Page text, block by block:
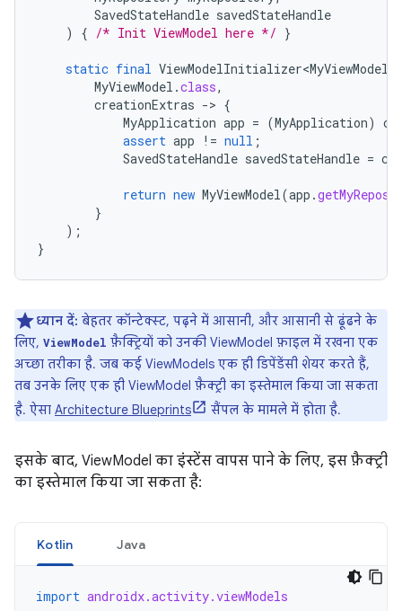
SavedStateHandle savedStateHandle
)
{ /* Init ViewModel here */ }
static final ViewModelInitializer<MyViewModel>
MyViewModel .class,
creationExtras -> {
MyApplication app = (MyApplication)
assert app != null ;
SavedStateHandle savedStateHandle =
return new MyViewModel(app .
}
);
}
ध्यान दें: बेहतर कॉन्टेक्स्ट, पढ़ने में आसानी, और आसानी से ढूंढने के
लिए, ViewModel फ़ैक्ट्रियों को उनकी ViewModel फ़ाइल में रखना एक
अच्छा तरीका है. जब कई ViewModels एक ही डिपेंडेंसी शेयर करते हैं,
तब उनके लिए एक ही ViewModel फ़ैक्ट्री का इस्तेमाल किया जा सकता
है. ऐसा Architecture Blueprints सैंपल के मामले में होता है.
इसके बाद, ViewModel का इंस्टेंस वापस पाने के लिए, इस फ़ैक्ट्री
का इस्तेमाल किया जा सकता है:
Kotlin Java
import androidx.activity.viewModels